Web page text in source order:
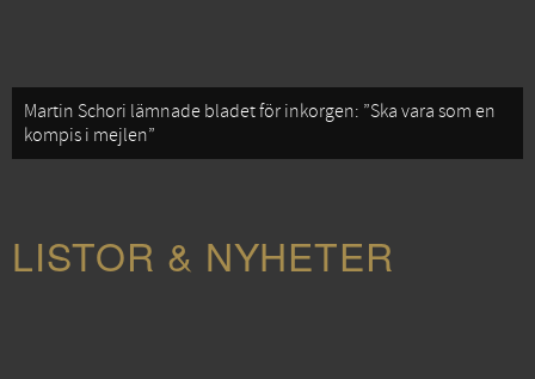
Martin Schori lämnade bladet för inkorgen: ”Ska vara som en
kompis i mejlen”
LISTOR & NYHETER